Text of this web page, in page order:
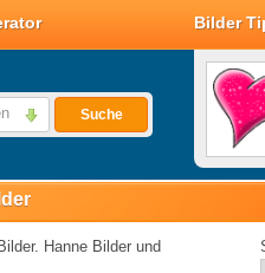
Bilder
Suche
Valentin Bilder
Valentin Smileys
Disney Valentin Bilder
Hanne Bilder und